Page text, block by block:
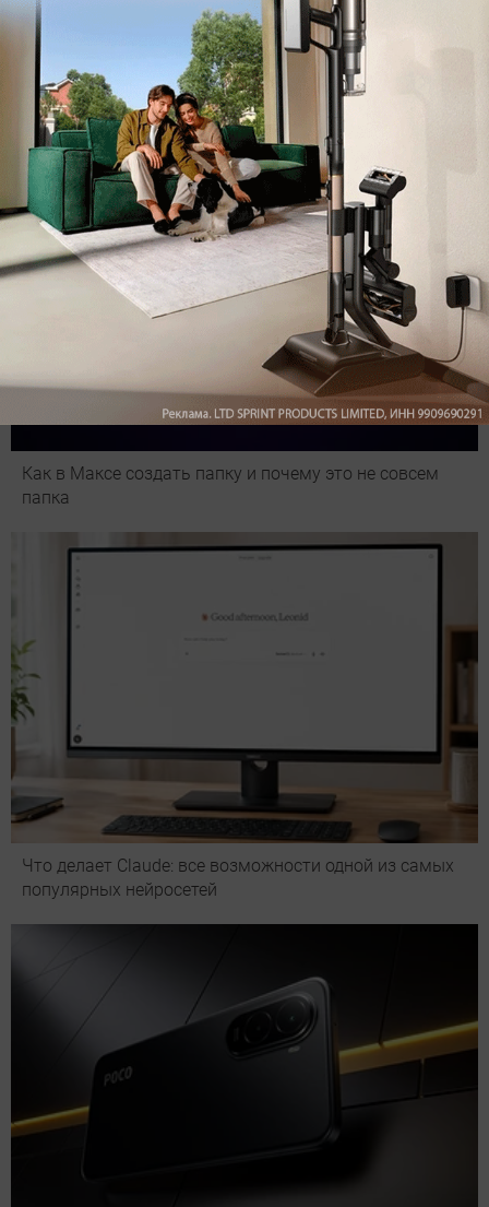
Подпишись на наш канал в мессенджере МАХ
Как в Максе создать папку и почему это не совсем
папка
Что делает Сlaude: все возможности одной из самых
популярных нейросетей